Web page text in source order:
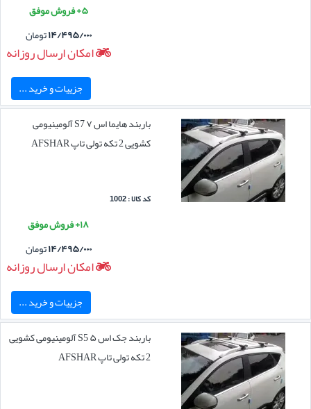
۵+ فروش موفق
۱۴/۴۹۵/۰۰۰تومان
امکان ارسال روزانه
جزییات و خرید ...
باربند هایما اس ۷ S7 آلومینیومی
کشویی 2 تکه تولی تاپ AFSHAR
کد کالا : 1002
۱۸+ فروش موفق
۱۴/۴۹۵/۰۰۰تومان
امکان ارسال روزانه
جزییات و خرید ...
باربند جک اس ۵ S5 آلومینیومی کشویی
2 تکه تولی تاپ AFSHAR